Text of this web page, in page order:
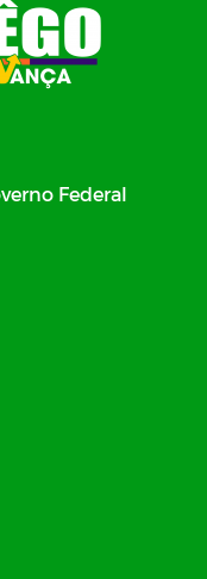
Federal